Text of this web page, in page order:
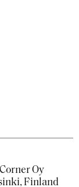
Oy
Finland